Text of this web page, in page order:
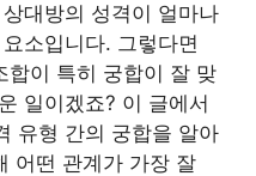
대방의 성격이 얼마나
소입니다. 그렇다면
합이 특히 궁합이 잘 맞
일이겠죠? 이 글에서
유형 간의 궁합을 알아
어떤 관계가 가장 잘